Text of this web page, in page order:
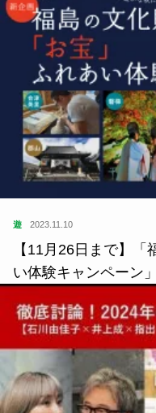
遊 2023.11.10
【11月26日まで】
い体験キャンペーン